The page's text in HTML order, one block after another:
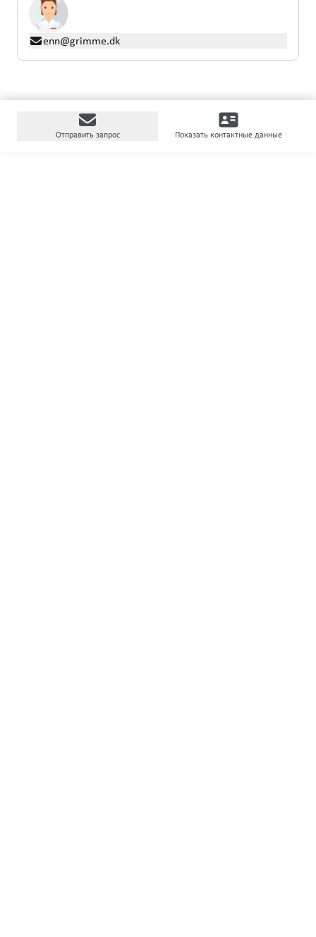
enn@grimme.dk
Отправить запрос Показать контактные данные